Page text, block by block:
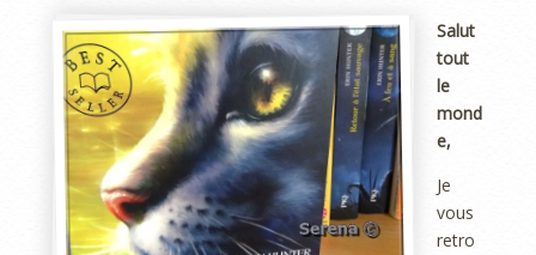
Salut
tout
le
mond
e,
Je
vous
retro